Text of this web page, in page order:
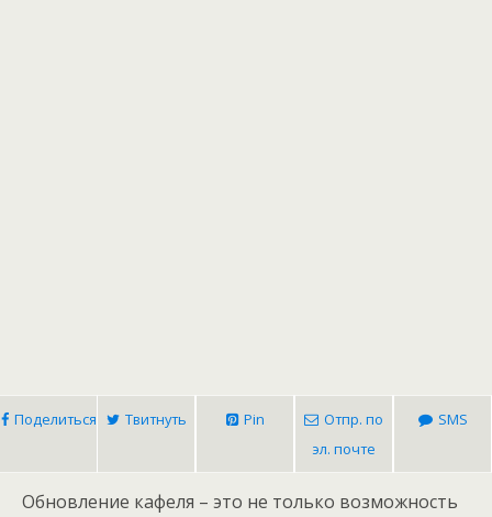
Поделиться Твитнуть Pin
Отпр. по
эл. почте
SMS
Обновление кафеля – это не только возможность